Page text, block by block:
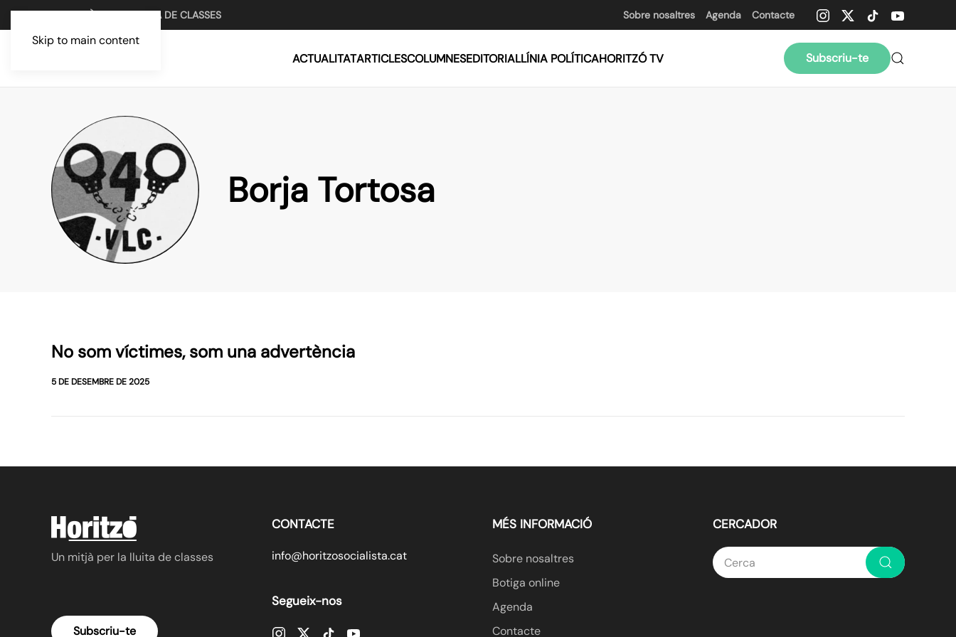
Skip to main content
UN MITJÀ PER LA LLUITA DE CLASSES Sobre nosaltres Agenda Contacte
ACTUALITATARTICLESCOLUMNESEDITORIALLÍNIA POLÍTICAHORITZÓ TV Subscriu-te
Borja Tortosa
No som víctimes, som una advertència
5 DE DESEMBRE DE 2025
Un mitjà per la lluita de classes
Subscriu-te
CONTACTE
info@horitzosocialista.cat
Segueix-nos
MÉS INFORMACIÓ
Sobre nosaltres
Botiga online
Agenda
Contacte
CERCADOR